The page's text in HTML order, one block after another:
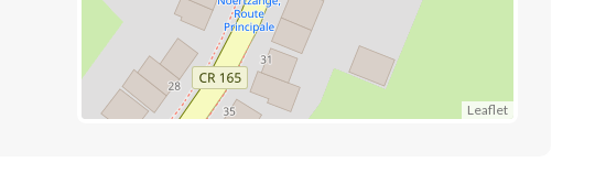
Leaflet